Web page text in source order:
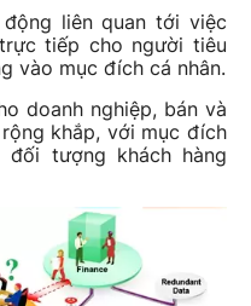
liên quan tới việc
tiếp cho người tiêu
vào mục đích cá nhân.
doanh nghiệp, bán và
khắp, với mục đích
tượng khách hàng